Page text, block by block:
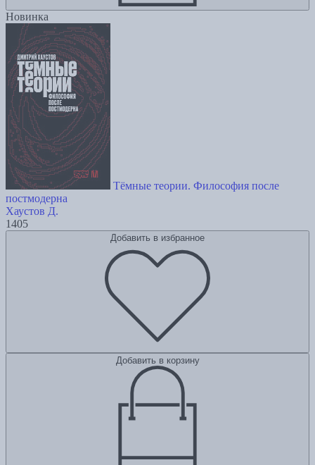
Новинка
Тёмные теории. Философия после
постмодерна
Хаустов Д.
1405
Добавить в избранное
Добавить в корзину